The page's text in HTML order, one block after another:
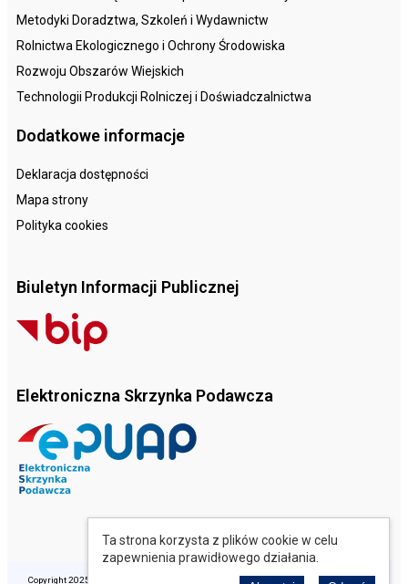
Metodyki Doradztwa, Szkoleń i Wydawnictw
Rolnictwa Ekologicznego i Ochrony Środowiska
Rozwoju Obszarów Wiejskich
Technologii Produkcji Rolniczej i Doświadczalnictwa
Dodatkowe informacje
Deklaracja dostępności
Mapa strony
Polityka cookies
Biuletyn Informacji Publicznej
Elektroniczna Skrzynka Podawcza
Copyright 2025 © Opolski Ośrodek Doradztwa Rolniczego. Wszelkie prawa zastrzeżone.
Ta strona korzysta z plików cookie w celu
zapewnienia prawidłowego działania.